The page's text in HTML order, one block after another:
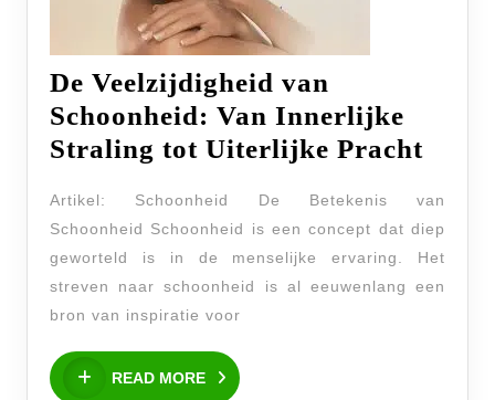
De Veelzijdigheid van
Schoonheid: Van Innerlijke
Straling tot Uiterlijke Pracht
van
Van
Artikel: Schoonheid De Betekenis van
Schoonheid Schoonheid is een concept dat diep
geworteld is in de menselijke ervaring. Het
streven naar schoonheid is al eeuwenlang een
bron van inspiratie voor
READ MORE
READ
MORE